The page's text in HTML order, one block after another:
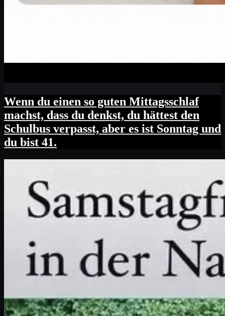
Wenn du einen so guten Mittagsschlaf
machst, dass du denkst, du hättest den
Schulbus verpasst, aber es ist Sonntag und
du bist 41.